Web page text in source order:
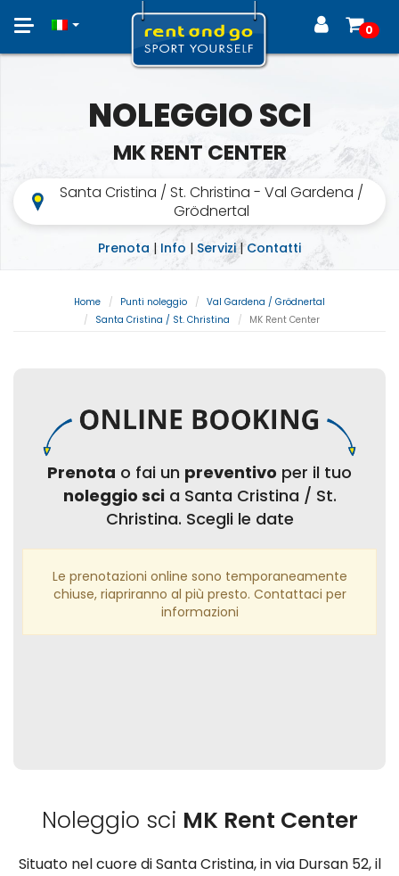
Toggle
0
NOLEGGIO SCI
MK RENT CENTER
Santa Cristina / St. Christina - Val Gardena /
Grödnertal
Prenota | Info | Servizi|Contatti
Home Punti noleggio
Val Gardena / Grödnertal
Santa Cristina / St. Christina
MK Rent Center
Prenota o fai un preventivo per il tuo
noleggio scia Santa Cristina / St.
Christina. Scegli le date
Le prenotazioni online sono temporaneamente
chiuse, riapriranno al più presto. Contattaci per
informazioni
Noleggio sci MK Rent Center
Situato nel cuore di Santa Cristina, in via Dursan 52, il